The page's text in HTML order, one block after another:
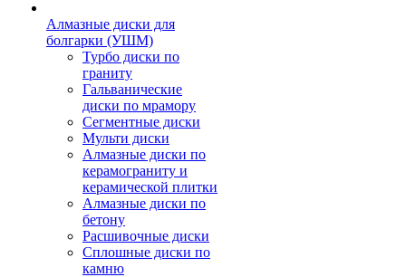
Алмазные диски для
болгарки (УШМ)
Турбо диски по
граниту
Гальванические
диски по мрамору
Сегментные диски
Мульти диски
Алмазные диски по
керамограниту и
керамической плитки
Алмазные диски по
бетону
Расшивочные диски
Сплошные диски по
камню